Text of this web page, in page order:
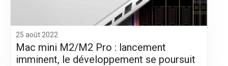
25 août 2022
Mac mini M2/M2 Pro : lancement
imminent, le développement se poursuit